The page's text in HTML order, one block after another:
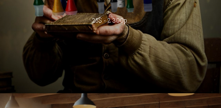
25$ - 2 300р.